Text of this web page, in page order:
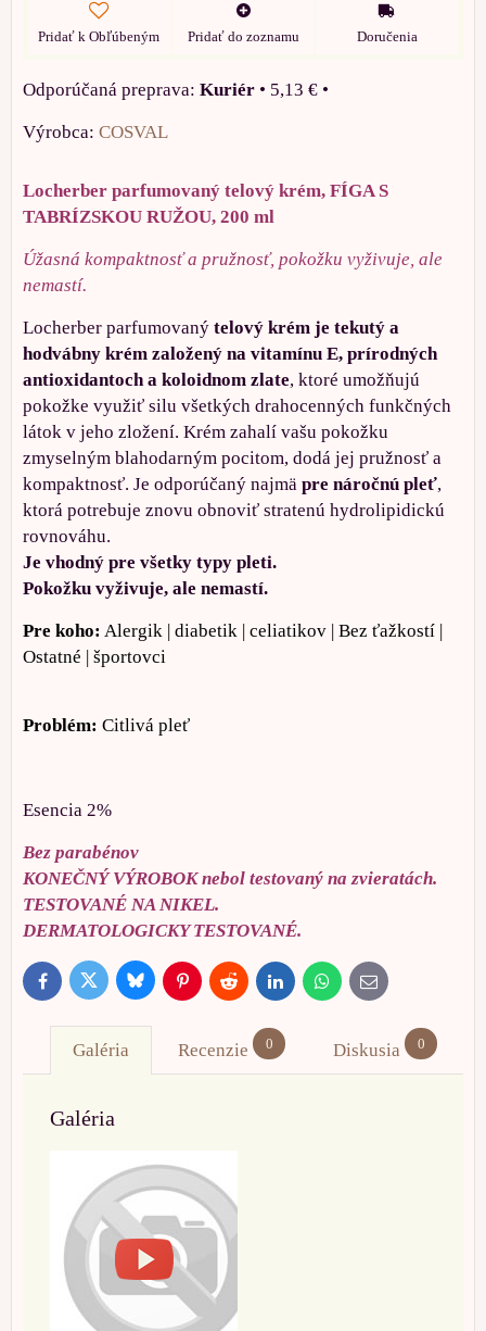
Pridať k Obľúbeným Pridať do zoznamu Doručenia
Kuriér • 5,13 € •
Výrobca: COSVAL
Locherber parfumovaný telový krém, FÍGA S
TABRÍZSKOU RUŽOU, 200 ml
Úžasná kompaktnosť a pružnosť, pokožku vyživuje, ale
nemastí.
Locherber parfumovaný telový krém je tekutý a
hodvábny krém založený na vitamínu E, prírodných
antioxidantoch a koloidnom zlate, ktoré umožňujú
pokožke využiť silu všetkých drahocenných funkčných
látok v jeho zložení. Krém zahalí vašu pokožku
zmyselným blahodarným pocitom, dodá jej pružnosť a
kompaktnosť. Je odporúčaný najmä pre náročnú pleť,
ktorá potrebuje znovu obnoviť stratenú hydrolipidickú
rovnováhu.
Je vhodný pre všetky typy pleti.
Pokožku vyživuje, ale nemastí.
Pre koho: Alergik | diabetik | celiatikov | Bez ťažkostí |
Ostatné | športovci
Problém: Citlivá pleť
Esencia 2%
Bez parabénov
KONEČNÝ VÝROBOK nebol testovaný na zvieratách.
TESTOVANÉ NA NIKEL.
DERMATOLOGICKY TESTOVANÉ.
FacebookTwitter BlueskyPinterestReddit LinkedInWhatsApp
E-
mail
Galéria Recenzie 0 Diskusia 0
Galéria